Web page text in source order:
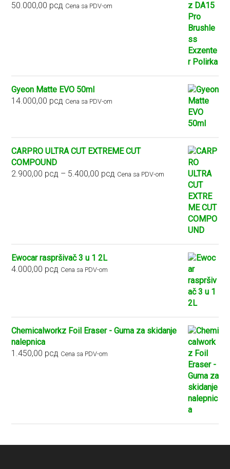
50.000,00 рсд Cena sa PDV-om
Gyeon Matte EVO 50ml
14.000,00 рсд Cena sa PDV-om
CARPRO ULTRA CUT EXTREME CUT
COMPOUND
2.900,00 рсд – 5.400,00 рсд Raspon
Cena sa PDV-om
Ewocar raspršivač 3 u 1 2L
4.000,00 рсд Cena sa PDV-om
Chemicalworkz Foil Eraser - Guma za skidanje
nalepnica
1.450,00 рсд Cena sa PDV-om